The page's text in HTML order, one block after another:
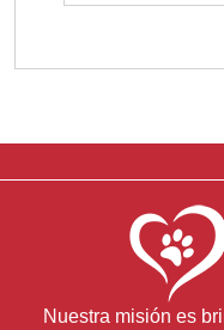
Nuestra misión es